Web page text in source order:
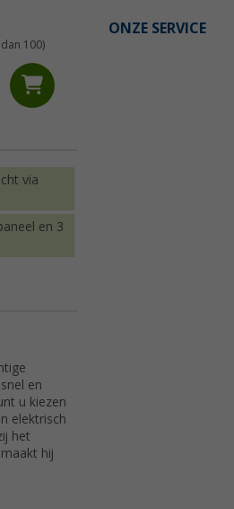
ONZE SERVICE
100)
isolatieplaten zelfklevend 32
via
en 3
en
u kiezen
elektrisch
het
hij